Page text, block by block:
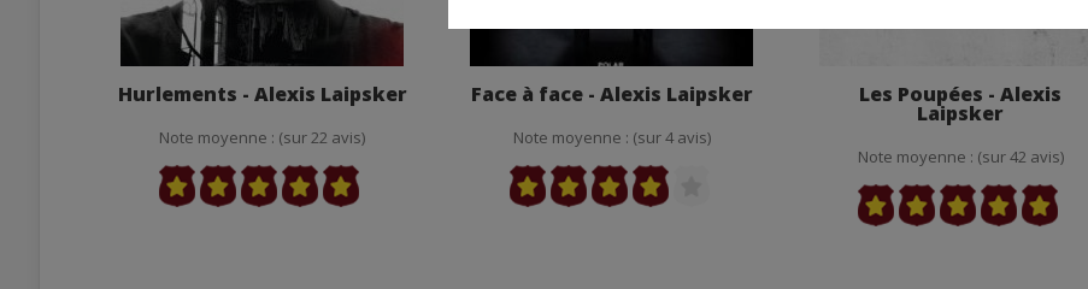
Hurlements - Alexis Laipsker
Note moyenne : (sur 22 avis)
Face à face - Alexis Laipsker
Note moyenne : (sur 4 avis)
Les Poupées - Alexis
Laipsker
Note moyenne : (sur 42 avis)